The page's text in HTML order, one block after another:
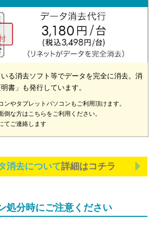
る消去ソフト等でデータを完全に消去。消
書」も発行しています。
やタブレットパソコンもご利用頂けます。
倒な方はこちらをご利用ください。
てご連絡します
消去について詳細はコチラ
処分時にご注意ください